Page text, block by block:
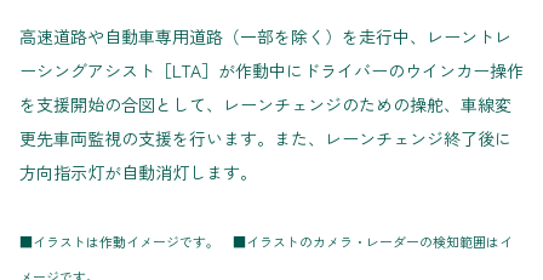
高速道路や自動車専用道路（一部を除く）を走行中、レーントレ
ーシングアシスト［LTA］が作動中にドライバーのウインカー操作
を支援開始の合図として、レーンチェンジのための操舵、車線変
更先車両監視の支援を行います。また、レーンチェンジ終了後に
方向指示灯が自動消灯します。
■イラストは作動イメージです。 ■イラストのカメラ・レーダーの検知範囲はイ
メージです。